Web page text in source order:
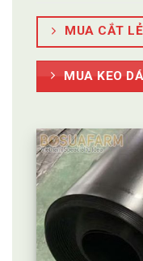
MUA CẮT
MUA KEO